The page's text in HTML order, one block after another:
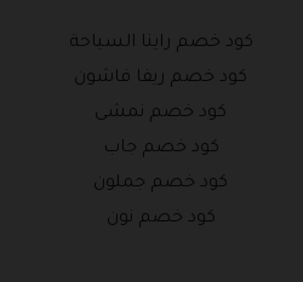
كود خصم راينا السياحة
كود خصم ريفا فاشون
كود خصم نمشى
كود خصم جاب
كود خصم جملون
كود خصم نون